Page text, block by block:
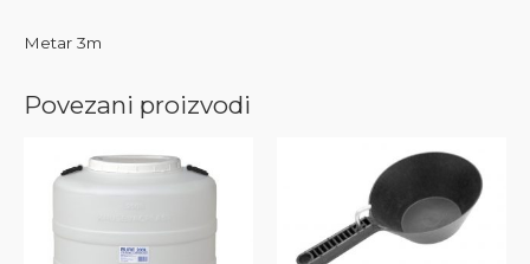
Metar 3m
Povezani proizvodi